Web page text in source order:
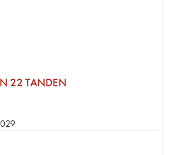
22 TANDEN